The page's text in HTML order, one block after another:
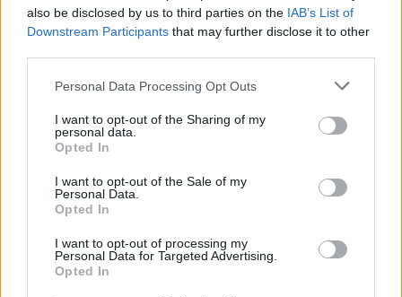
also be disclosed by us to third parties on the IAB’s List of
Downstream Participants that may further disclose it to other
Personal Data Processing Opt Outs
I want to opt-out of the Sharing of my
personal data.
Opted In
I want to opt-out of the Sale of my
Personal Data.
Opted In
I want to opt-out of processing my
Personal Data for Targeted Advertising.
Opted In
Ελλάδα
Ώρα να μπερδευτούμε ξανά: Γυρίζουμε τα
ρολόγια μία ώρα πίσω γιατί… έτσι συνηθίσαμε